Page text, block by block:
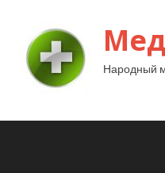
Народный